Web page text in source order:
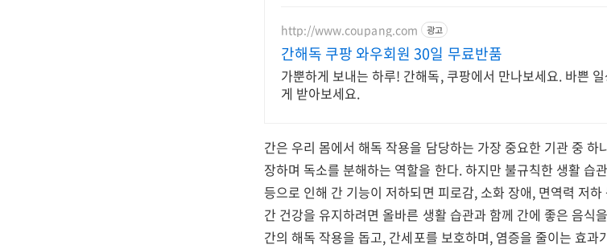
http://www.coupang.com 광고
간해독 쿠팡 와우회원 30일 무료반품
가뿐하게 보내는 하루! 간해독, 쿠팡에서 만나보세요. 바쁜
게 받아보세요.
간은 우리 몸에서 해독 작용을 담당하는 가장 중요한 기관 중 하
장하며 독소를 분해하는 역할을 한다. 하지만 불규칙한 생활 습
등으로 인해 간 기능이 저하되면 피로감, 소화 장애, 면역력 저
간 건강을 유지하려면 올바른 생활 습관과 함께 간에 좋은 음식
간의 해독 작용을 돕고, 간세포를 보호하며, 염증을 줄이는 효